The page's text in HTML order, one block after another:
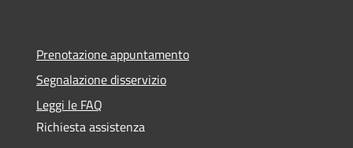
Prenotazione appuntamento
Segnalazione disservizio
Leggi le FAQ
Richiesta assistenza